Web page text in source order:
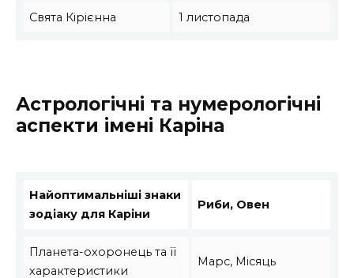
Свята Кірієнна 1 листопада
Астрологічні та нумерологічні
аспекти імені Каріна
Найоптимальніші знаки
зодіаку для Каріни
Риби, Овен
Планета-охоронець та її
характеристики
Марс, Місяць